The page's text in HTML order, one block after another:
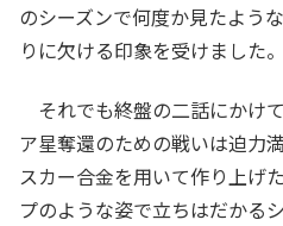
のシーズンで何度か見たよう
りに欠ける印象を受けました。
それでも終盤の二話にかけ
ア星奪還のための戦いは迫力
スカー合金を用いて作り上げ
プのような姿で立ちはだかる